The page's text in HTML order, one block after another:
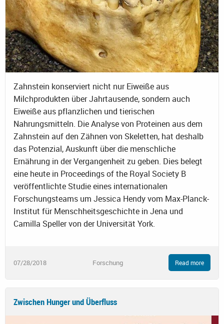
Zahnstein konserviert nicht nur Eiweiße aus
Milchprodukten über Jahrtausende, sondern auch
Eiweiße aus pflanzlichen und tierischen
Nahrungsmitteln. Die Analyse von Proteinen aus dem
Zahnstein auf den Zähnen von Skeletten, hat deshalb
das Potenzial, Auskunft über die menschliche
Ernährung in der Vergangenheit zu geben. Dies belegt
eine heute in Proceedings of the Royal Society B
veröffentlichte Studie eines internationalen
Forschungsteams um Jessica Hendy vom Max-Planck-
Institut für Menschheitsgeschichte in Jena und
Camilla Speller von der Universität York.
07/28/2018 Forschung Read more
Zwischen Hunger und Überfluss